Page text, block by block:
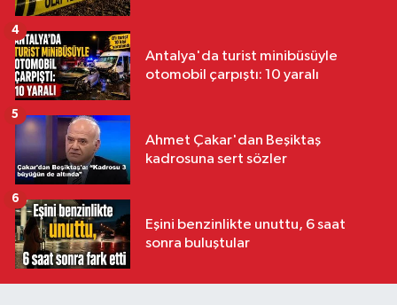
Antalya'da turist minibüsüyle
otomobil çarpıştı: 10 yaralı
4
Ahmet Çakar'dan Beşiktaş
kadrosuna sert sözler
5
Eşini benzinlikte unuttu, 6 saat
sonra buluştular
6